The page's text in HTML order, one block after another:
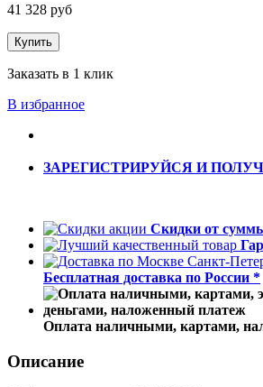
41 328 руб
Купить
Заказать в 1 клик
В избранное
ЗАРЕГИСТРИРУЙСЯ И
Скидки от
Бесплатная доставка по России *
Оплата наличными, картами,
Описание